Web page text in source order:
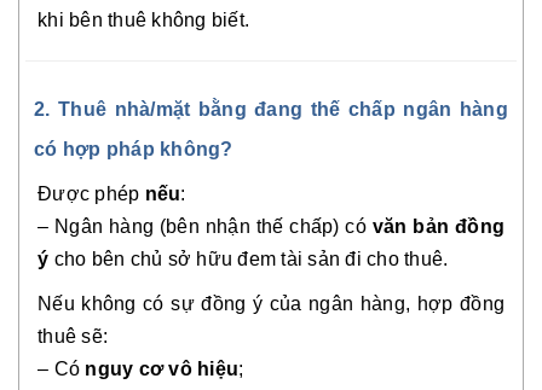
khi bên thuê không biết.
2. Thuê nhà/mặt bằng đang thế chấp ngân hàng
có hợp pháp không?
Được phép nếu:
– Ngân hàng (bên nhận thế chấp) có văn bản đồng
ý cho bên chủ sở hữu đem tài sản đi cho thuê.
Nếu không có sự đồng ý của ngân hàng, hợp đồng
thuê sẽ:
– Có nguy cơ vô hiệu;